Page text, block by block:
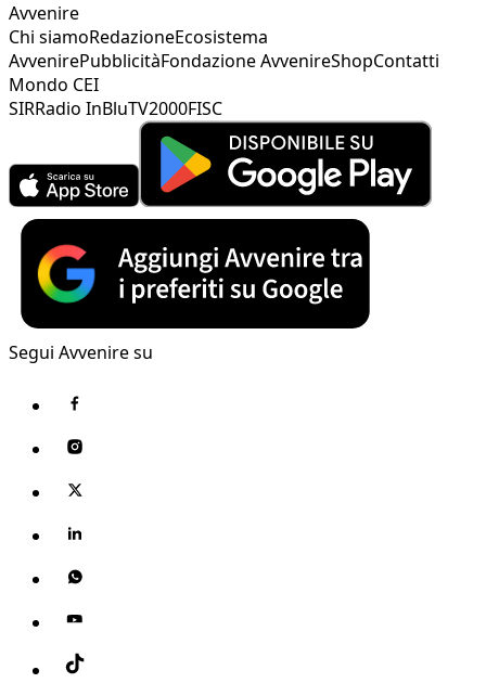
Avvenire
Chi siamoRedazioneEcosistema
AvvenirePubblicitàFondazione AvvenireShopContatti
Mondo CEI
SIRRadio InBluTV2000FISC
Segui Avvenire su